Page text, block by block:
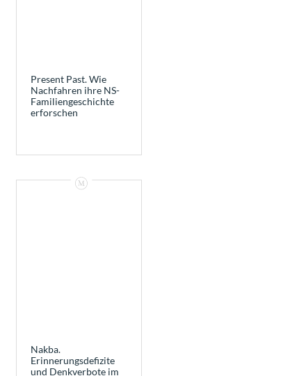
Present Past. Wie
Nachfahren ihre NS-
Familiengeschichte
erforschen
Nakba.
Erinnerungsdefizite
und Denkverbote im